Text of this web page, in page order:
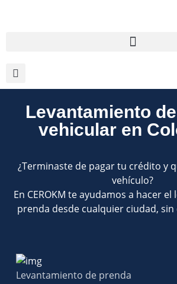
Levantamiento
vehicular en
¿Terminaste de pagar tu crédito y
vehículo?
En CEROKM te ayudamos a hacer
prenda desde cualquier ciudad,
Levantamiento de prenda